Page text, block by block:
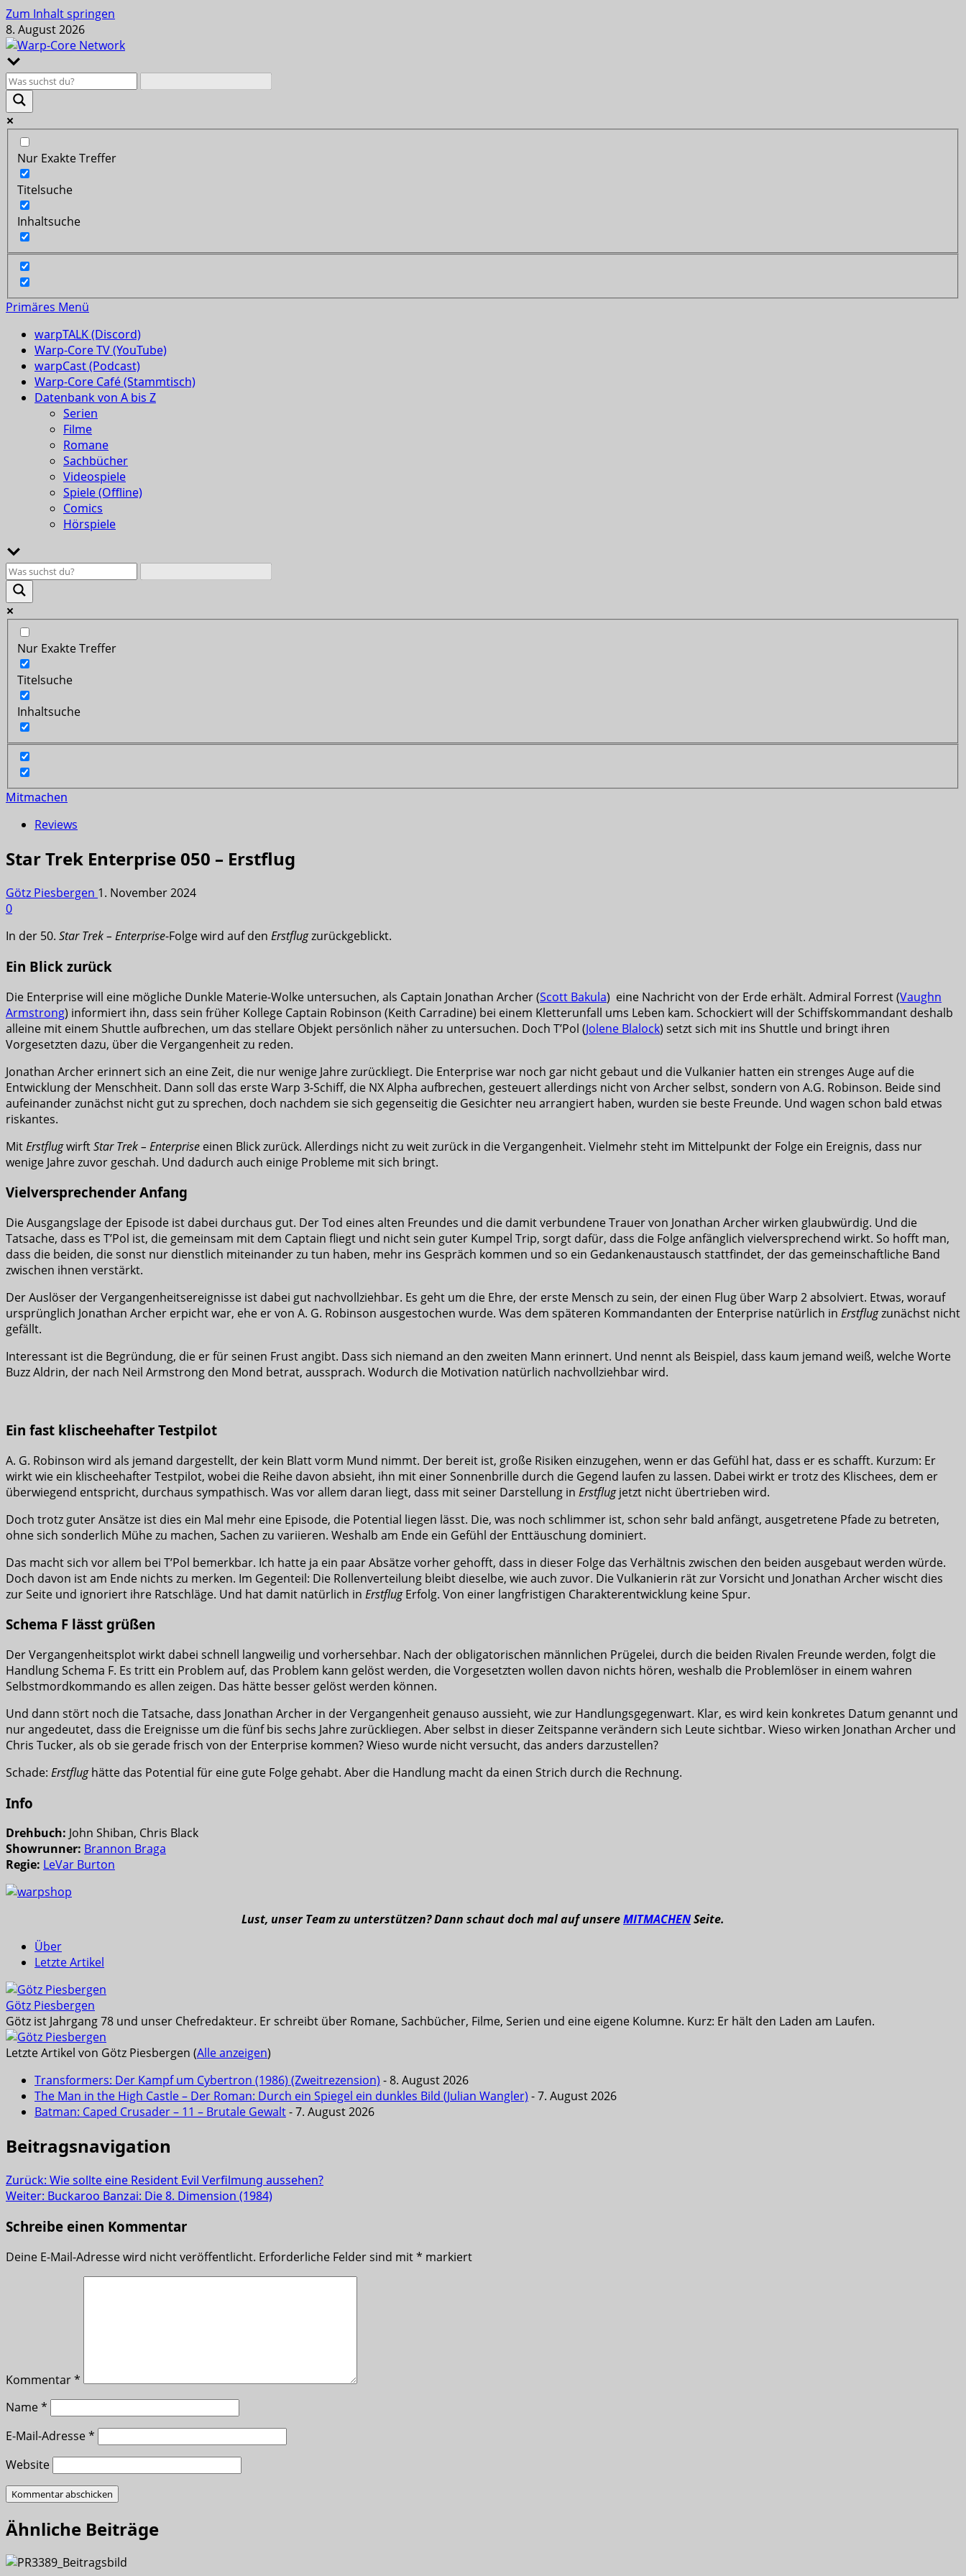
Zum Inhalt springen
8. August 2026
Nur Exakte Treffer
Titelsuche
Inhaltsuche
Primäres Menü
warpTALK (Discord)
Warp-Core TV (YouTube)
warpCast (Podcast)
Warp-Core Café (Stammtisch)
Datenbank von A bis Z
Serien
Filme
Romane
Sachbücher
Videospiele
Spiele (Offline)
Comics
Hörspiele
Nur Exakte Treffer
Titelsuche
Inhaltsuche
Mitmachen
Reviews
Star Trek Enterprise 050 – Erstflug
Götz Piesbergen 1. November 2024
0
In der 50. Star Trek – Enterprise-Folge wird auf den Erstflugzurückgeblickt.
Ein Blick zurück
Die Enterprise will eine mögliche Dunkle Materie-Wolke untersuchen, als Captain Jonathan Archer (Scott Bakula) eine Nachricht von der Erde erhält. Admiral Forrest (Vaughn
Armstrong) informiert ihn, dass sein früher Kollege Captain Robinson (Keith Carradine) bei einem Kletterunfall ums Leben kam. Schockiert will der Schiffskommandant deshalb
alleine mit einem Shuttle aufbrechen, um das stellare Objekt persönlich näher zu untersuchen. Doch T’Pol (Jolene Blalock) setzt sich mit ins Shuttle und bringt ihren
Vorgesetzten dazu, über die Vergangenheit zu reden.
Jonathan Archer erinnert sich an eine Zeit, die nur wenige Jahre zurückliegt. Die Enterprise war noch gar nicht gebaut und die Vulkanier hatten ein strenges Auge auf die
Entwicklung der Menschheit. Dann soll das erste Warp 3-Schiff, die NX Alpha aufbrechen, gesteuert allerdings nicht von Archer selbst, sondern von A.G. Robinson. Beide sind
aufeinander zunächst nicht gut zu sprechen, doch nachdem sie sich gegenseitig die Gesichter neu arrangiert haben, wurden sie beste Freunde. Und wagen schon bald etwas
riskantes.
MitErstflugwirftStar Trek – Enterprise einen Blick zurück. Allerdings nicht zu weit zurück in die Vergangenheit. Vielmehr steht im Mittelpunkt der Folge ein Ereignis, dass nur
wenige Jahre zuvor geschah. Und dadurch auch einige Probleme mit sich bringt.
Vielversprechender Anfang
Die Ausgangslage der Episode ist dabei durchaus gut. Der Tod eines alten Freundes und die damit verbundene Trauer von Jonathan Archer wirken glaubwürdig. Und die
Tatsache, dass es T’Pol ist, die gemeinsam mit dem Captain fliegt und nicht sein guter Kumpel Trip, sorgt dafür, dass die Folge anfänglich vielversprechend wirkt. So hofft man,
dass die beiden, die sonst nur dienstlich miteinander zu tun haben, mehr ins Gespräch kommen und so ein Gedankenaustausch stattfindet, der das gemeinschaftliche Band
zwischen ihnen verstärkt.
Der Auslöser der Vergangenheitsereignisse ist dabei gut nachvollziehbar. Es geht um die Ehre, der erste Mensch zu sein, der einen Flug über Warp 2 absolviert. Etwas, worauf
ursprünglich Jonathan Archer erpicht war, ehe er von A. G. Robinson ausgestochen wurde. Was dem späteren Kommandanten der Enterprise natürlich in Erstflugzunächst nicht
gefällt.
Interessant ist die Begründung, die er für seinen Frust angibt. Dass sich niemand an den zweiten Mann erinnert. Und nennt als Beispiel, dass kaum jemand weiß, welche Worte
Buzz Aldrin, der nach Neil Armstrong den Mond betrat, aussprach. Wodurch die Motivation natürlich nachvollziehbar wird.
Ein fast klischeehafter Testpilot
A. G. Robinson wird als jemand dargestellt, der kein Blatt vorm Mund nimmt. Der bereit ist, große Risiken einzugehen, wenn er das Gefühl hat, dass er es schafft. Kurzum: Er
wirkt wie ein klischeehafter Testpilot, wobei die Reihe davon absieht, ihn mit einer Sonnenbrille durch die Gegend laufen zu lassen. Dabei wirkt er trotz des Klischees, dem er
überwiegend entspricht, durchaus sympathisch. Was vor allem daran liegt, dass mit seiner Darstellung in Erstflugjetzt nicht übertrieben wird.
Doch trotz guter Ansätze ist dies ein Mal mehr eine Episode, die Potential liegen lässt. Die, was noch schlimmer ist, schon sehr bald anfängt, ausgetretene Pfade zu betreten,
ohne sich sonderlich Mühe zu machen, Sachen zu variieren. Weshalb am Ende ein Gefühl der Enttäuschung dominiert.
Das macht sich vor allem bei T’Pol bemerkbar. Ich hatte ja ein paar Absätze vorher gehofft, dass in dieser Folge das Verhältnis zwischen den beiden ausgebaut werden würde.
Doch davon ist am Ende nichts zu merken. Im Gegenteil: Die Rollenverteilung bleibt dieselbe, wie auch zuvor. Die Vulkanierin rät zur Vorsicht und Jonathan Archer wischt dies
zur Seite und ignoriert ihre Ratschläge. Und hat damit natürlich in ErstflugErfolg. Von einer langfristigen Charakterentwicklung keine Spur.
Schema F lässt grüßen
Der Vergangenheitsplot wirkt dabei schnell langweilig und vorhersehbar. Nach der obligatorischen männlichen Prügelei, durch die beiden Rivalen Freunde werden, folgt die
Handlung Schema F. Es tritt ein Problem auf, das Problem kann gelöst werden, die Vorgesetzten wollen davon nichts hören, weshalb die Problemlöser in einem wahren
Selbstmordkommando es allen zeigen. Das hätte besser gelöst werden können.
Und dann stört noch die Tatsache, dass Jonathan Archer in der Vergangenheit genauso aussieht, wie zur Handlungsgegenwart. Klar, es wird kein konkretes Datum genannt und
nur angedeutet, dass die Ereignisse um die fünf bis sechs Jahre zurückliegen. Aber selbst in dieser Zeitspanne verändern sich Leute sichtbar. Wieso wirken Jonathan Archer und
Chris Tucker, als ob sie gerade frisch von der Enterprise kommen? Wieso wurde nicht versucht, das anders darzustellen?
Schade: Erstflughätte das Potential für eine gute Folge gehabt. Aber die Handlung macht da einen Strich durch die Rechnung.
Info
Drehbuch: John Shiban, Chris Black
Showrunner: Brannon Braga
Regie: LeVar Burton
Lust, unser Team zu unterstützen? Dann schaut doch mal auf unsereMITMACHENSeite.
Über
Letzte Artikel
Götz Piesbergen
Götz ist Jahrgang 78 und unser Chefredakteur. Er schreibt über Romane, Sachbücher, Filme, Serien und eine eigene Kolumne. Kurz: Er hält den Laden am Laufen.
Letzte Artikel von Götz Piesbergen (Alle anzeigen)
Transformers: Der Kampf um Cybertron (1986) (Zweitrezension) - 8. August 2026
The Man in the High Castle – Der Roman: Durch ein Spiegel ein dunkles Bild (Julian Wangler) - 7. August 2026
Batman: Caped Crusader – 11 – Brutale Gewalt- 7. August 2026
Beitragsnavigation
Zurück: Wie sollte eine Resident Evil Verfilmung aussehen?
Weiter: Buckaroo Banzai: Die 8. Dimension (1984)
Schreibe einen Kommentar
Deine E-Mail-Adresse wird nicht veröffentlicht. Erforderliche Felder sind mit* markiert
Kommentar*
Name*
E-Mail-Adresse*
Website
Ähnliche Beiträge